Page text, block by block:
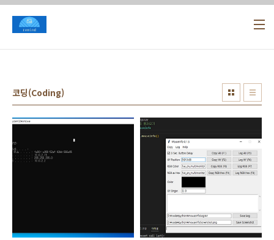
본문 바로가기
코딩(Coding)